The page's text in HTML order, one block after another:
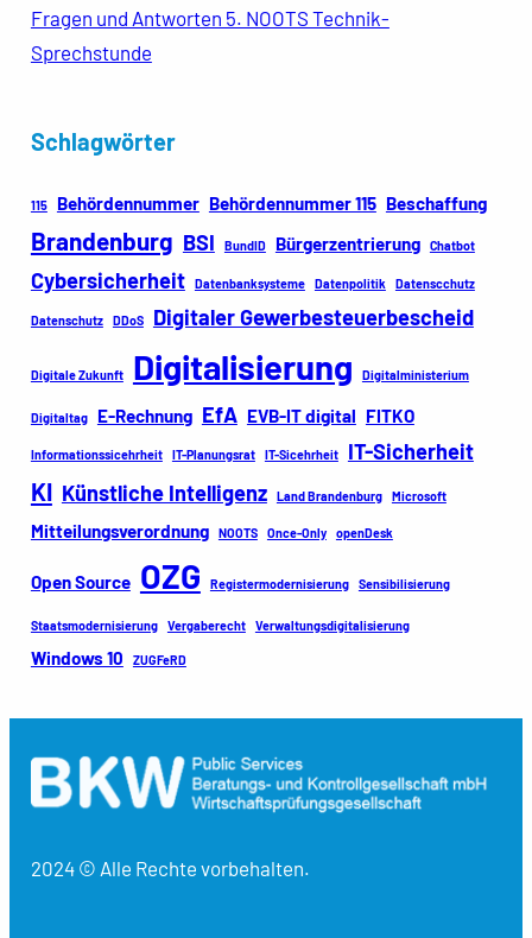
Fragen und Antworten 5. NOOTS Technik-
Sprechstunde
Schlagwörter
115 Behördennummer Behördennummer 115 Beschaffung
Brandenburg BSI BundID Bürgerzentrierung Chatbot
Cybersicherheit Datenbanksysteme Datenpolitik Datenscchutz
Datenschutz DDoS Digitaler Gewerbesteuerbescheid
Digitale Zukunft Digitalisierung Digitalministerium
Digitaltag E-Rechnung EfA EVB-IT digital FITKO
Informationssicehrheit IT-Planungsrat IT-Sicehrheit IT-Sicherheit
KI Künstliche Intelligenz Land Brandenburg Microsoft
Mitteilungsverordnung NOOTS Once-Only openDesk
Open Source OZG Registermodernisierung Sensibilisierung
Staatsmodernisierung Vergaberecht Verwaltungsdigitalisierung
Windows 10 ZUGFeRD
2024 © Alle Rechte vorbehalten.